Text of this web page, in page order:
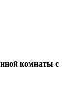
комнаты с